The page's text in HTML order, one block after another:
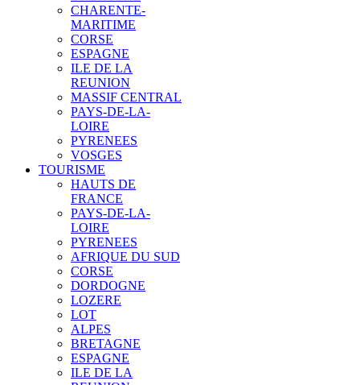
CHARENTE-
MARITIME
CORSE
ESPAGNE
ILE DE LA
REUNION
MASSIF CENTRAL
PAYS-DE-LA-
LOIRE
PYRENEES
VOSGES
TOURISME
HAUTS DE
FRANCE
PAYS-DE-LA-
LOIRE
PYRENEES
AFRIQUE DU SUD
CORSE
DORDOGNE
LOZERE
LOT
ALPES
BRETAGNE
ESPAGNE
ILE DE LA